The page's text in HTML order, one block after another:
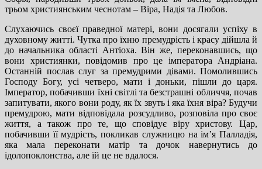
трьом християнським чеснотам – Віра, Надія та Любов.
Слухаючись своєї праведної матері, вони досягали успіху в
духовному житті. Чутка про їхню премудрість і красу дійшла й
до начальника області Антіоха. Він же, переконавшись, що
вони християнки, повідомив про це імператора Андріана.
Останній послав слуг за премудрими дівами. Помолившись
Господу Богу, усі четверо, мати і доньки, пішли до царя.
Імператор, побачивши їхні світлі та безстрашні обличчя, почав
запитувати, якого вони роду, як їх звуть і яка їхня віра? Будучи
премудрою, мати відповідала розсудливо, розповіла про своє
життя, а також про те, що сповідує віру христову. Цар,
побачивши її мудрість, покликав служницю на ім’я Палладія,
яка мала переконати матір та дочок навернутись до
ідолопоклонства, але їй це не вдалося.